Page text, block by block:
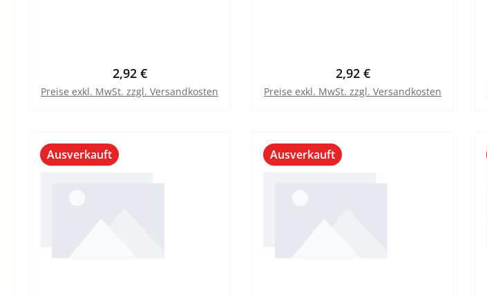
Regulärer Preis:
2,92 €
Preise exkl. MwSt. zzgl. Versandkosten
Regulärer Preis:
2,92 €
Preise exkl. MwSt. zzgl. Versandkosten
Ausverkauft Ausverkauft